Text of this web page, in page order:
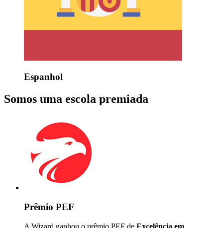
Espanhol
Somos uma escola premiada
Prêmio PEF
A Wizard ganhou o prêmio PEF de Excelência em